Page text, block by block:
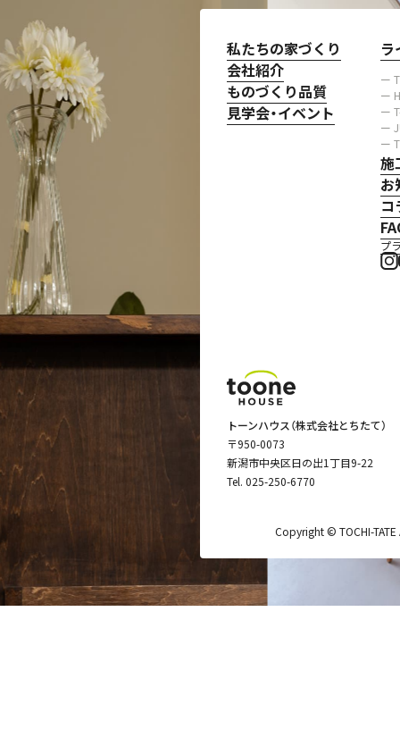
私たちの家づくり
会社紹介
ものづくり品質
見学会・イベント
ラ
ー
ー
ー
ー
ー
施
お
コ
プ
トーンハウス（株式会社とちたて）
〒950-0073
新潟市中央区日の出1丁目9-22
Tel. 025-250-6770
Copyright © TOCHI-TATE